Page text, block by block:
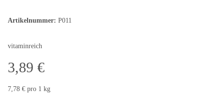
Artikelnummer: P011
vitaminreich
3,89 €
7,78 € pro 1 kg